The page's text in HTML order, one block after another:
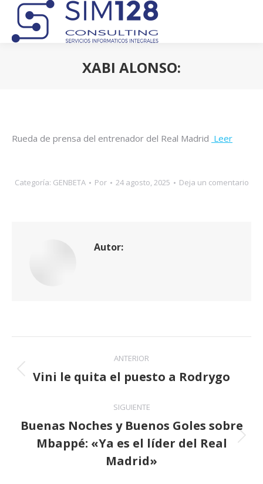
XABI ALONSO:
Rueda de prensa del entrenador del Real Madrid Leer
Categoría: GENBETA Por 24 agosto, 2025 Deja un comentario
Autor:
Navegación
entre
publicaciones
ANTERIOR
Publicación
Vini le quita el puesto a Rodrygo
SIGUIENTE
Publicación
siguiente:
Buenas Noches y Buenos Goles sobre
Mbappé: «Ya es el líder del Real
Madrid»